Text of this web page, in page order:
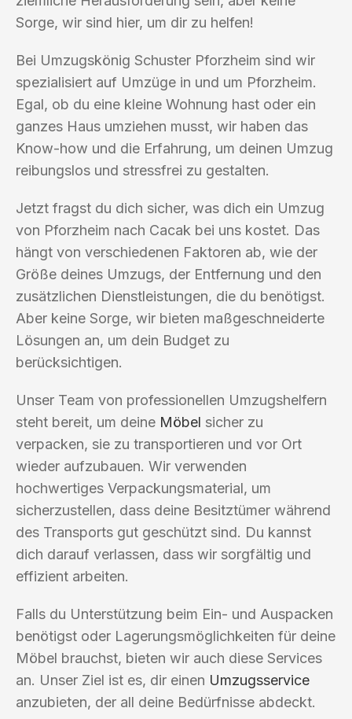
Sorge, wir sind hier, um dir zu helfen!
Bei Umzugskönig Schuster Pforzheim sind wir
spezialisiert auf Umzüge in und um Pforzheim.
Egal, ob du eine kleine Wohnung hast oder ein
ganzes Haus umziehen musst, wir haben das
Know-how und die Erfahrung, um deinen Umzug
reibungslos und stressfrei zu gestalten.
Jetzt fragst du dich sicher, was dich ein Umzug
von Pforzheim nach Cacak bei uns kostet. Das
hängt von verschiedenen Faktoren ab, wie der
Größe deines Umzugs, der Entfernung und den
zusätzlichen Dienstleistungen, die du benötigst.
Aber keine Sorge, wir bieten maßgeschneiderte
Lösungen an, um dein Budget zu
berücksichtigen.
Unser Team von professionellen Umzugshelfern
steht bereit, um deine Möbel sicher zu
verpacken, sie zu transportieren und vor Ort
wieder aufzubauen. Wir verwenden
hochwertiges Verpackungsmaterial, um
sicherzustellen, dass deine Besitztümer während
des Transports gut geschützt sind. Du kannst
dich darauf verlassen, dass wir sorgfältig und
effizient arbeiten.
Falls du Unterstützung beim Ein- und Auspacken
benötigst oder Lagerungsmöglichkeiten für deine
Möbel brauchst, bieten wir auch diese Services
an. Unser Ziel ist es, dir einen Umzugsservice
anzubieten, der all deine Bedürfnisse abdeckt.